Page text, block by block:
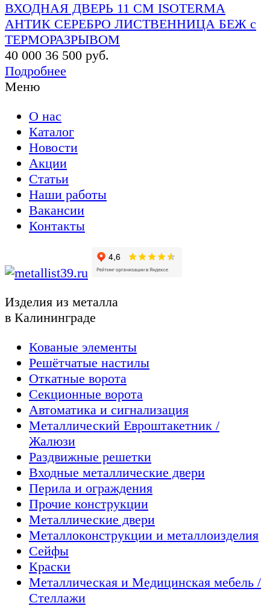
ВХОДНАЯ ДВЕРЬ 11 СМ ISOTERMA
АНТИК СЕРЕБРО ЛИСТВЕННИЦА БЕЖ с
ТЕРМОРАЗРЫВОМ
40 000 36 500 руб.
Подробнее
Меню
О нас
Каталог
Новости
Акции
Статьи
Наши работы
Вакансии
Контакты
Изделия из металла
в Калининграде
Кованые элементы
Решётчатые настилы
Откатные ворота
Секционные ворота
Автоматика и сигнализация
Металлический Евроштакетник /
Жалюзи
Раздвижные решетки
Входные металлические двери
Перила и ограждения
Прочие конструкции
Металлические двери
Металлоконструкции и металлоизделия
Сейфы
Краски
Металлическая и Медицинская мебель /
Стеллажи